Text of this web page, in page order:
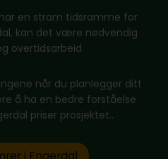
en stram tidsramme for
kan det være nødvendig
overtidsarbeid.
når du planlegger ditt
å ha en bedre forståelse
priser prosjektet..